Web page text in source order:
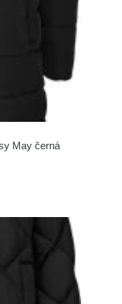
May černá